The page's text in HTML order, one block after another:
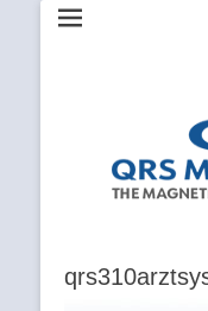
The Magnetic